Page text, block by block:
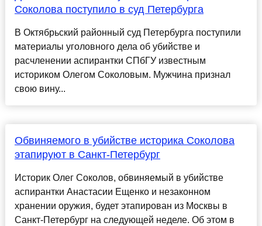
Соколова поступило в суд Петербурга
В Октябрьский районный суд Петербурга поступили
материалы уголовного дела об убийстве и
расчленении аспирантки СПбГУ известным
историком Олегом Соколовым. Мужчина признал
свою вину...
Обвиняемого в убийстве историка Соколова
этапируют в Санкт-Петербург
Историк Олег Соколов, обвиняемый в убийстве
аспирантки Анастасии Ещенко и незаконном
хранении оружия, будет этапирован из Москвы в
Санкт-Петербург на следующей неделе. Об этом в